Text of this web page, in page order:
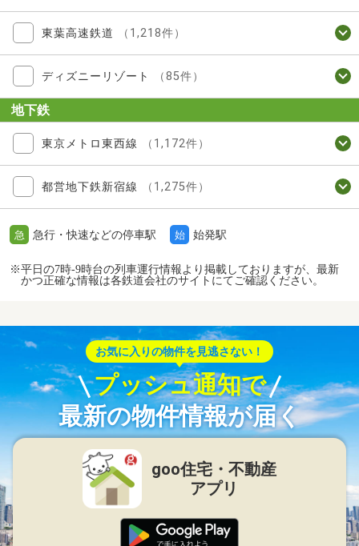
東葉高速鉄道 （1,218件）
ディズニーリゾート （85件）
地下鉄
東京メトロ東西線 （1,172件）
都営地下鉄新宿線 （1,275件）
急 急行・快速などの停車駅 始 始発駅
※平日の7時-9時台の列車運行情報より掲載しておりますが、最新
かつ正確な情報は各鉄道会社のサイトにてご確認ください。
お気に入りの物件を見逃さない！
プッシュ通知で
最新の物件情報が届く
goo住宅・不動産
アプリ